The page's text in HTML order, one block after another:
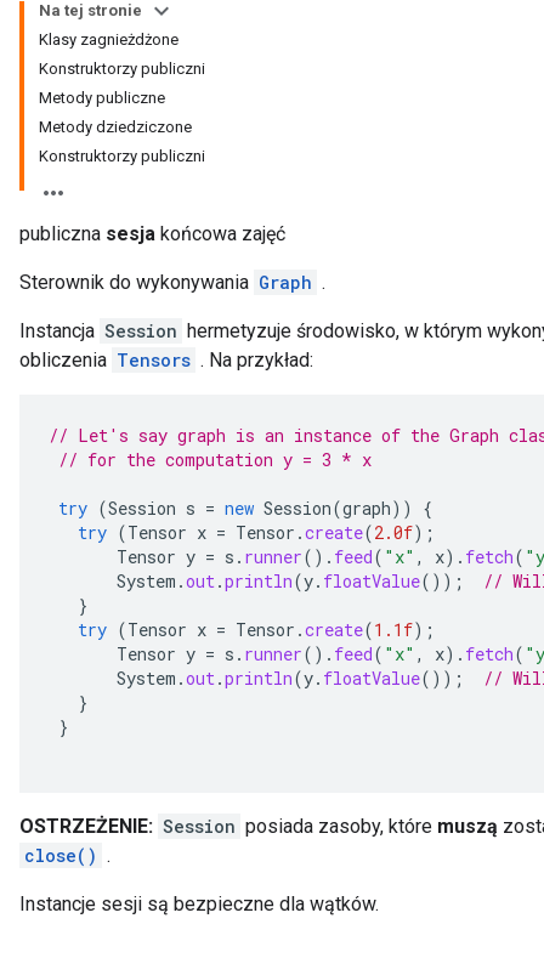
Na tej stronie
Klasy zagnieżdżone
Konstruktorzy publiczni
Metody publiczne
Metody dziedziczone
Konstruktorzy publiczni
publiczna sesja końcowa zajęć
Sterownik do wykonywania Graph .
Instancja Session hermetyzuje środowisko, w którym
obliczenia Tensors . Na przykład:
// Let's say graph is an instance of the Graph
// for the computation y = 3 * x
try (Session s = new Session(graph))
{
try (Tensor x = Tensor .create(2.0f);
Tensor y = s . runner(). feed( "x" , x). fetch(
System .out.println(y. floatValue());
//
}
try (Tensor x = Tensor .create(1.1f);
Tensor y = s . runner(). feed( "x" , x). fetch(
System .out.println(y. floatValue());
//
}
}
OSTRZEŻENIE: Session posiada zasoby, które muszą
close() .
Instancje sesji są bezpieczne dla wątków.